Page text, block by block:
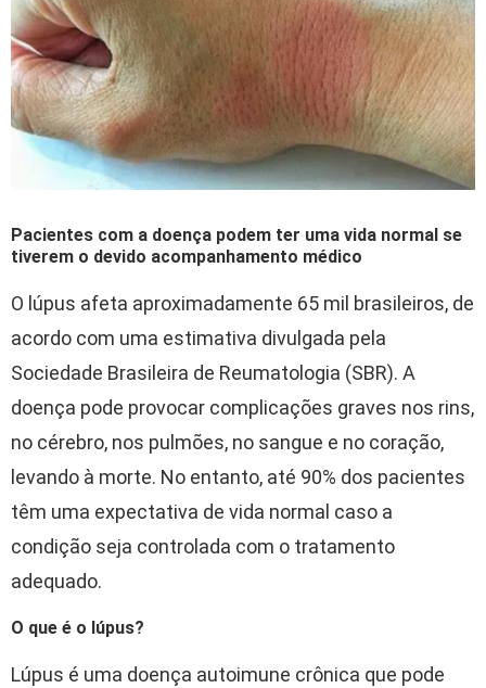
Pacientes com a doença podem ter uma vida normal se
tiverem o devido acompanhamento médico
O lúpus afeta aproximadamente 65 mil brasileiros, de
acordo com uma estimativa divulgada pela
Sociedade Brasileira de Reumatologia (SBR). A
doença pode provocar complicações graves nos rins,
no cérebro, nos pulmões, no sangue e no coração,
levando à morte. No entanto, até 90% dos pacientes
têm uma expectativa de vida normal caso a
condição seja controlada com o tratamento
adequado.
O que é o lúpus?
Lúpus é uma doença autoimune crônica que pode